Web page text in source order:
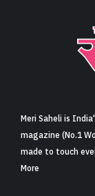
Meri Saheli is
magazine (No.1
made to touch
More